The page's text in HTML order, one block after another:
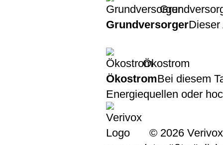
GrundversorgerDieser
Ökostrom
ÖkostromBei diesem
Energiequellen oder
© 2026